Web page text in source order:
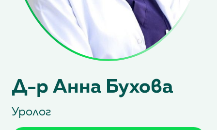
Д-р Анна Бухова
Уролог